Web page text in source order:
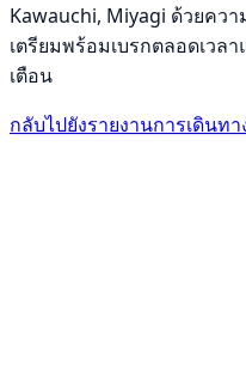
Kawauchi, Miyagi ด้วยคว
เตรียมพร้อมเบรกตลอดเวล
เตือน
กลับไปยังรายงานการเดินทา